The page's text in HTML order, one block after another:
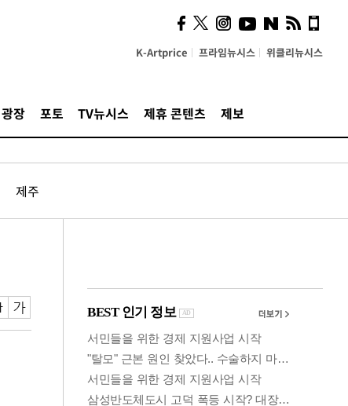
K-Artprice 프라임뉴시스 위클리뉴시스
광장 포토 TV뉴시스 제휴 콘텐츠 제보
제주
사이 해답 찾았죠"…알을
깨고 나온 '초자아'